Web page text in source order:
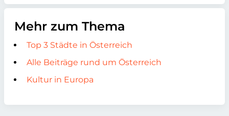
Mehr zum Thema
Top 3 Städte in Österreich
Alle Beiträge rund um Österreich
Kultur in Europa